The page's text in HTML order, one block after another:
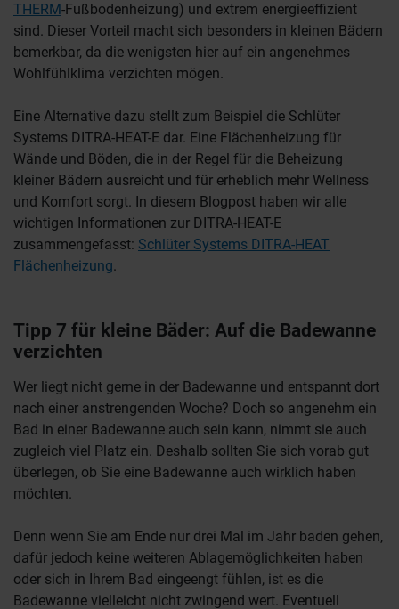
THERM-Fußbodenheizung) und extrem energieeffizient
sind. Dieser Vorteil macht sich besonders in kleinen Bädern
bemerkbar, da die wenigsten hier auf ein angenehmes
Wohlfühlklima verzichten mögen.
Eine Alternative dazu stellt zum Beispiel die Schlüter
Systems DITRA-HEAT-E dar. Eine Flächenheizung für
Wände und Böden, die in der Regel für die Beheizung
kleiner Bädern ausreicht und für erheblich mehr Wellness
und Komfort sorgt. In diesem Blogpost haben wir alle
wichtigen Informationen zur DITRA-HEAT-E
zusammengefasst: Schlüter Systems DITRA-HEAT
Flächenheizung.
Tipp 7 für kleine Bäder: Auf die Badewanne
verzichten
Wer liegt nicht gerne in der Badewanne und entspannt dort
nach einer anstrengenden Woche? Doch so angenehm ein
Bad in einer Badewanne auch sein kann, nimmt sie auch
zugleich viel Platz ein. Deshalb sollten Sie sich vorab gut
überlegen, ob Sie eine Badewanne auch wirklich haben
möchten.
Denn wenn Sie am Ende nur drei Mal im Jahr baden gehen,
dafür jedoch keine weiteren Ablagemöglichkeiten haben
oder sich in Ihrem Bad eingeengt fühlen, ist es die
Badewanne vielleicht nicht zwingend wert. Eventuell